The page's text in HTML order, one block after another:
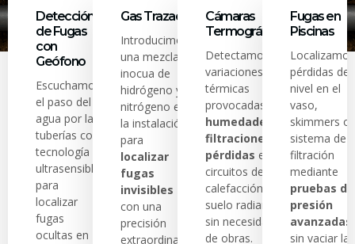
Detección
de Fugas
con
Geófono
Escuchamos
el paso del
agua por las
tuberías con
tecnología
ultrasensible
para
localizar
fugas
ocultas en
Gas Trazador
Introducimos
una mezcla
inocua de
hidrógeno y
nitrógeno en
la instalación
para
localizar
fugas
invisibles
con una
precisión
extraordinaria.
Cámaras
Termográficas
Detectamos
variaciones
térmicas
provocadas por
humedades,
filtraciones o
pérdidas en
circuitos de
calefacción y
suelo radiante
sin necesidad
de obras.
Fugas en
Piscinas
Localizamos
pérdidas de
nivel en el
vaso,
skimmers o
sistema de
filtración
mediante
pruebas de
presión
avanzadas
sin vaciar la